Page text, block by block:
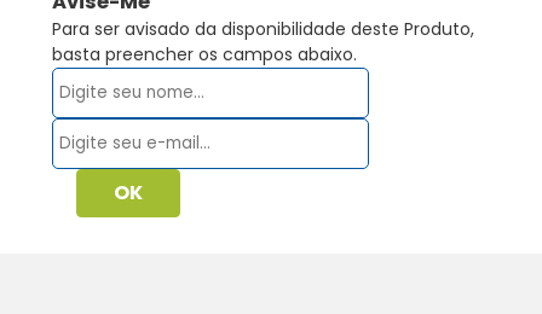
Para ser avisado da disponibilidade deste Produto,
basta preencher os campos abaixo.